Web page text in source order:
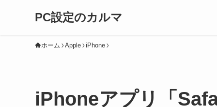
PC設定のカルマ
ホーム Apple iPhone
iPhoneアプリ「